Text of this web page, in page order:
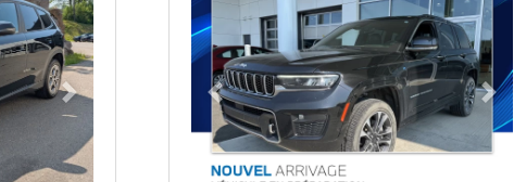
Next Previous Next